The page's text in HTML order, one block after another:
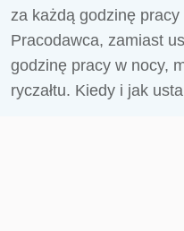
za każdą godzinę
Pracodawca, zamiast
godzinę pracy w nocy,
ryczałtu. Kiedy i jak